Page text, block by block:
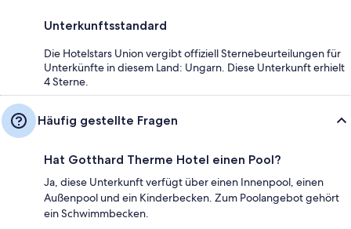
Unterkunftsstandard
Die Hotelstars Union vergibt offiziell Sternebeurteilungen für
Unterkünfte in diesem Land: Ungarn. Diese Unterkunft erhielt
4 Sterne.
Häufig gestellte Fragen
Hat Gotthard Therme Hotel einen Pool?
Ja, diese Unterkunft verfügt über einen Innenpool, einen
Außenpool und ein Kinderbecken. Zum Poolangebot gehört
ein Schwimmbecken.